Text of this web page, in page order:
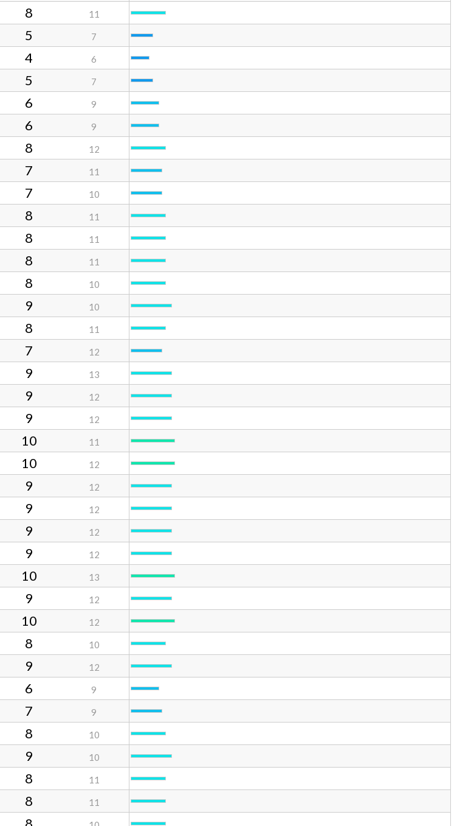
8 11
5 7
4 6
5 7
6 9
6 9
8 12
7 11
7 10
8 11
8 11
8 11
8 10
9 10
8 11
7 12
9 13
9 12
9 12
10 11
10 12
9 12
9 12
9 12
9 12
10 13
9 12
10 12
8 10
9 12
6 9
7 9
8 10
9 10
8 11
8 11